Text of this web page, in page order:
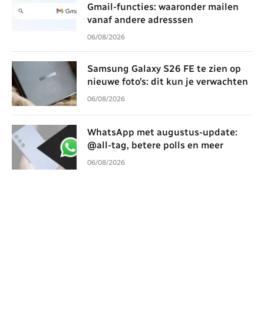
Gmail-functies: waaronder mailen
vanaf andere adresssen
06/08/2026
Samsung Galaxy S26 FE te zien op
nieuwe foto’s: dit kun je verwachten
06/08/2026
WhatsApp met augustus-update:
@all-tag, betere polls en meer
06/08/2026